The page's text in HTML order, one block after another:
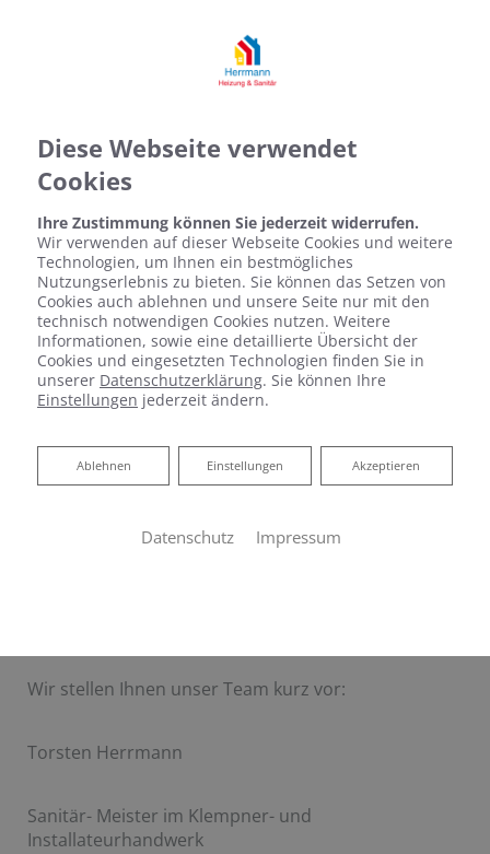
Wir stellen Ihnen unser Team kurz vor:
Torsten Herrmann
Sanitär- Meister im Klempner- und
Installateurhandwerk
Diese Webseite verwendet
Cookies
Ihre Zustimmung können Sie jederzeit widerrufen.
Wir verwenden auf dieser Webseite Cookies und weitere
Technologien, um Ihnen ein bestmögliches
Nutzungserlebnis zu bieten. Sie können das Setzen von
Cookies auch ablehnen und unsere Seite nur mit den
technisch notwendigen Cookies nutzen. Weitere
Informationen, sowie eine detaillierte Übersicht der
Cookies und eingesetzten Technologien finden Sie in
unserer Datenschutzerklärung. Sie können Ihre
Einstellungen jederzeit ändern.
Akzeptieren
Einstellungen
Ablehnen
Ablehnen
Datenschutz Impressum